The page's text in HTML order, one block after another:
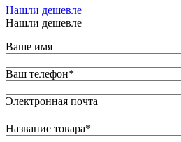
Нашли дешевле
Нашли дешевле
Ваше имя
Ваш телефон*
Электронная почта
Название товара*